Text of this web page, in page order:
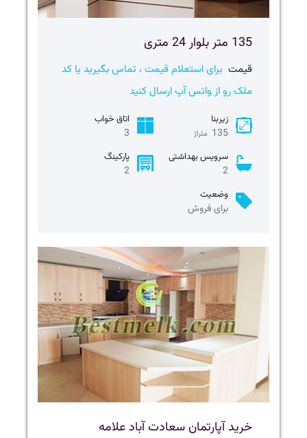
135 متر بلوار 24 متری
قیمت برای استعلام قیمت ، تماس بگیرید یا کد
ملک رو از واتس آپ ارسال کنید
زیربنا
135 متراژ
اتاق خواب
3
سرویس بهداشتی
2
پارکینگ
2
وضعیت
برای فروش
خرید آپارتمان سعادت آباد علامه